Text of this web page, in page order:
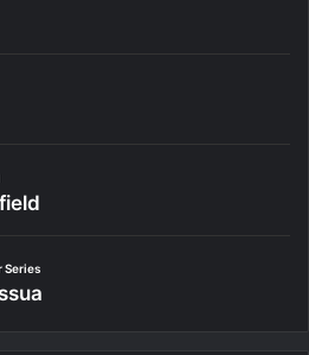
Series